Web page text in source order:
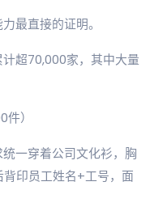
最直接的证明。
超70,000家，其中大量
）
一穿着公司文化衫，胸
印员工姓名+工号，面